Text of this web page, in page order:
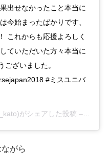
出せなかったこと本当に
今始まったばかりです、
これからも応援よろしく
ていただいた方々本当に
ございました。
#ミスユニバ
Official 加藤ゆうみさん(@yuumi_kato)がシェアした投稿 –2018
がら